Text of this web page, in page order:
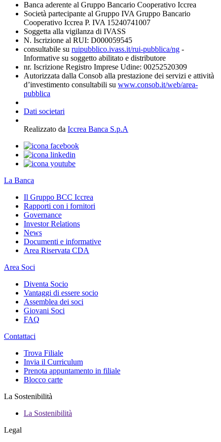
Banca aderente al Gruppo Bancario Cooperativo Iccrea
Società partecipante al Gruppo IVA Gruppo Bancario
Cooperativo Iccrea P. IVA 15240741007
Soggetta alla vigilanza di IVASS
N. Iscrizione al RUI: D000059545
consultabile su ruipubblico.ivass.it/rui-pubblica/ng -
Informative su soggetto abilitato e distributore
nr. Iscrizione Registro Imprese Udine: 00252520309
Autorizzata dalla Consob alla prestazione dei servizi e attività
d’investimento consultabili su www.consob.it/web/area-
pubblica
Dati societari
Realizzato da Iccrea Banca S.p.A
La Banca
Il Gruppo BCC Iccrea
Rapporti con i fornitori
Governance
Investor Relations
News
Documenti e informative
Area Riservata CDA
Area Soci
Diventa Socio
Vantaggi di essere socio
Assemblea dei soci
Giovani Soci
FAQ
Contattaci
Trova Filiale
Invia il Curriculum
Prenota appuntamento in filiale
Blocco carte
La Sostenibilità
La Sostenibilità
Legal